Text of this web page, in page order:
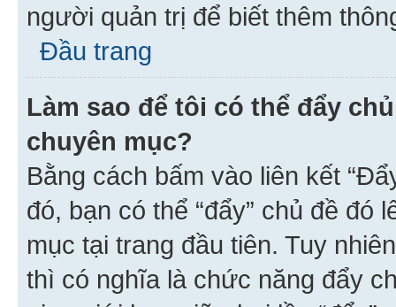
người quản trị để biết thêm
Đầu trang
Làm sao để tôi có thể đẩy
chuyên mục?
Bằng cách bấm vào liên kết
đó, bạn có thể “đẩy” chủ đề đó
mục tại trang đầu tiên. Tuy
thì có nghĩa là chức năng đẩy